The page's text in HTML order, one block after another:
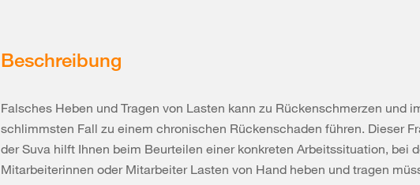
Beschreibung
Falsches Heben und Tragen von Lasten kann zu Rückenschmerzen und
schlimmsten Fall zu einem chronischen Rückenschaden führen. Dieser
der Suva hilft Ihnen beim Beurteilen einer konkreten Arbeitssituation, bei
Mitarbeiterinnen oder Mitarbeiter Lasten von Hand heben und tragen